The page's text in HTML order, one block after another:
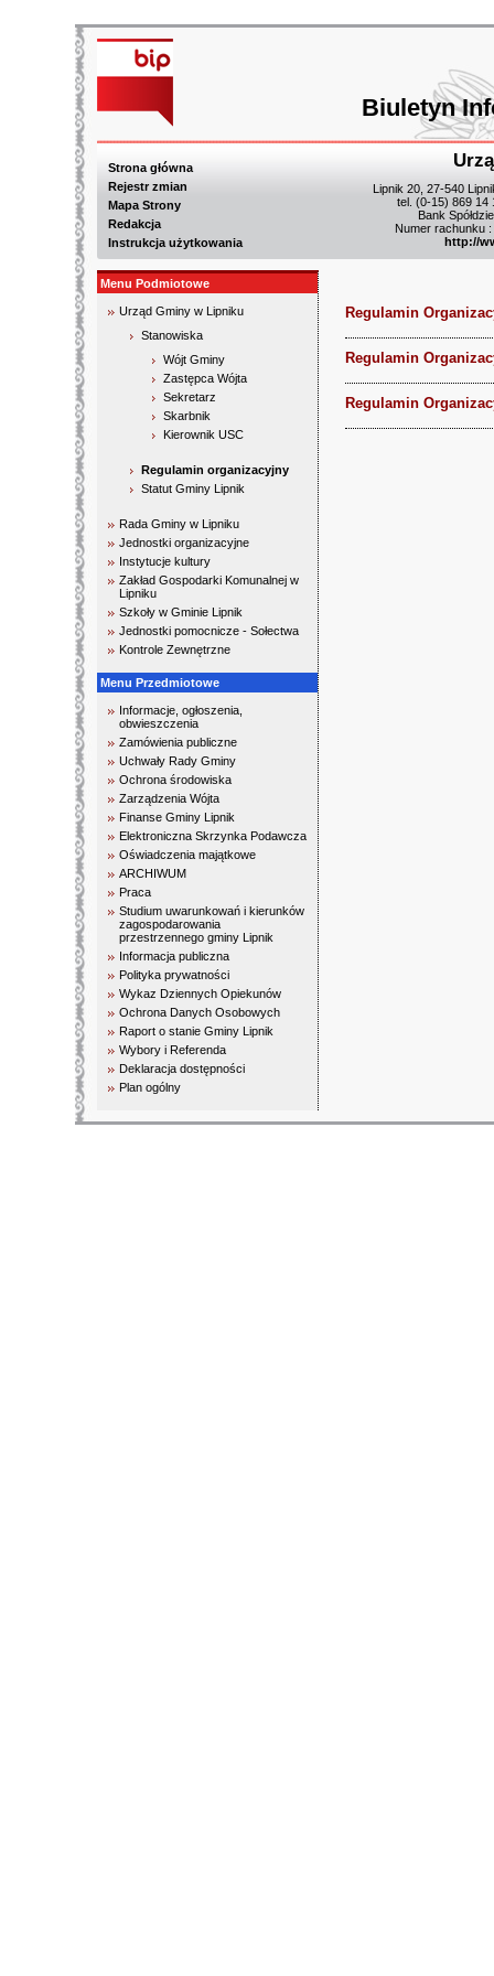
Biuletyn
Strona główna
Rejestr zmian
Mapa Strony
Redakcja
Instrukcja użytkowania
Lipnik 20, 27-540
tel. (0-15) 869 14
Bank
Numer rachunku
http://
Menu Podmiotowe
Urząd Gminy w Lipniku
Stanowiska
Wójt Gminy
Zastępca Wójta
Sekretarz
Skarbnik
Kierownik USC
Regulamin organizacyjny
Statut Gminy Lipnik
Rada Gminy w Lipniku
Jednostki organizacyjne
Instytucje kultury
Zakład Gospodarki Komunalnej w
Lipniku
Szkoły w Gminie Lipnik
Jednostki pomocnicze - Sołectwa
Kontrole Zewnętrzne
Menu Przedmiotowe
Informacje, ogłoszenia,
obwieszczenia
Zamówienia publiczne
Uchwały Rady Gminy
Ochrona środowiska
Zarządzenia Wójta
Finanse Gminy Lipnik
Elektroniczna Skrzynka Podawcza
Oświadczenia majątkowe
ARCHIWUM
Praca
Studium uwarunkowań i kierunków
zagospodarowania
przestrzennego gminy Lipnik
Informacja publiczna
Polityka prywatności
Wykaz Dziennych Opiekunów
Ochrona Danych Osobowych
Raport o stanie Gminy Lipnik
Wybory i Referenda
Deklaracja dostępności
Plan ogólny
Regulamin
Regulamin
Regulamin